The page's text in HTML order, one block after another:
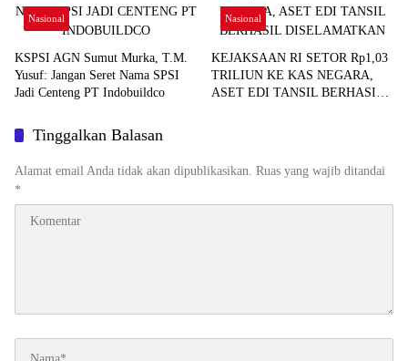
Nasional
KSPSI AGN Sumut Murka, T.M.
Yusuf: Jangan Seret Nama SPSI
Jadi Centeng PT Indobuildco
Nasional
KEJAKSAAN RI SETOR Rp1,03
TRILIUN KE KAS NEGARA,
ASET EDI TANSIL BERHASIL
Tinggalkan Balasan
Alamat email Anda tidak akan dipublikasikan. Ruas yang wajib ditandai
*